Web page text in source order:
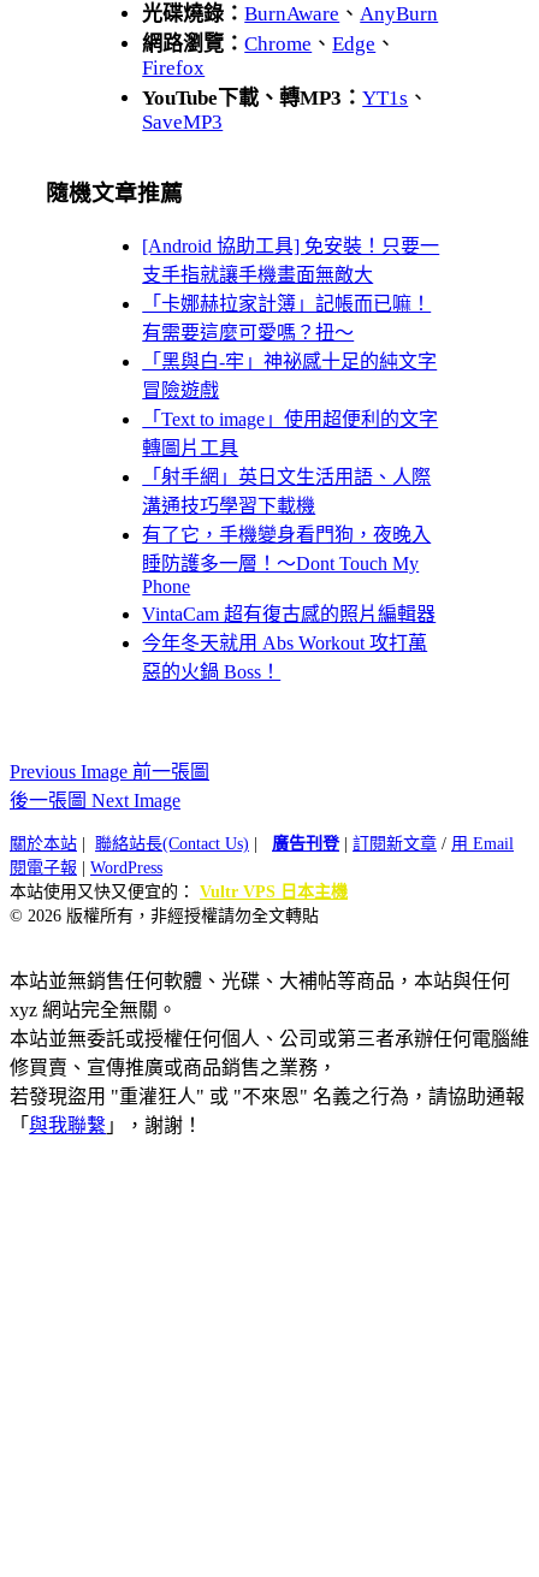
光碟燒錄：BurnAware 、 AnyBurn
網路瀏覽：Chrome 、Edge 、
Firefox
YouTube下載、轉MP3：YT1s 、
SaveMP3
隨機文章推薦
[Android 協助工具] 免安裝！只要一
支手指就讓手機畫面無敵大
「卡娜赫拉家計簿」記帳而已嘛！
有需要這麼可愛嗎？扭～
「黑與白-牢」神祕感十足的純文字
冒險遊戲
「Text to image」使用超便利的文字
轉圖片工具
「射手網」英日文生活用語、人際
溝通技巧學習下載機
有了它，手機變身看門狗，夜晚入
睡防護多一層！～Dont Touch My
Phone
VintaCam 超有復古感的照片編輯器
今年冬天就用 Abs Workout 攻打萬
惡的火鍋 Boss！
Previous Image 前一張圖
後一張圖 Next Image
關於本站 聯絡站長(Contact Us) 廣告刊登| 訂閱新文章 / 用 Email
閱電子報
WordPress
本站使用又快又便宜的： Vultr VPS 日本主機
© 2026 版權所有，非經授權請勿全文轉貼
本站並無銷售任何軟體、光碟、大補帖等商品，本站與任何
xyz 網站完全無關。
本站並無委託或授權任何個人、公司或第三者承辦任何電腦維
修買賣、宣傳推廣或商品銷售之業務，
若發現盜用 "重灌狂人" 或 "不來恩" 名義之行為，請協助通報
「 與我聯繫 」，謝謝！